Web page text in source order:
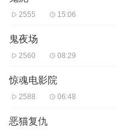
2555 15:06
鬼夜场
2560 08:29
惊魂电影院
2588 06:48
恶猫复仇